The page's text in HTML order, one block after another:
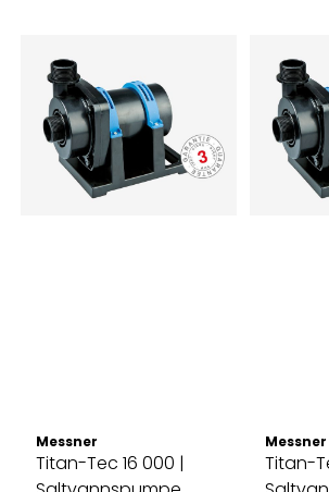
Messner
Titan-Tec 16 000 |
Messner
Titan-